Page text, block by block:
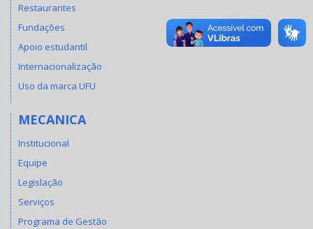
Restaurantes
Fundações
Apoio estudantil
Internacionalização
Uso da marca UFU
MECANICA
Institucional
Equipe
Legislação
Serviços
Programa de Gestão